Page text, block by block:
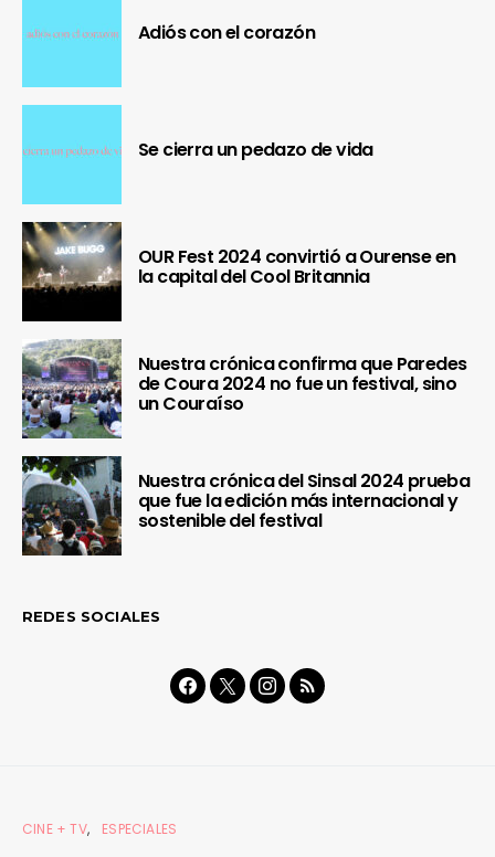
Adiós con el corazón
Se cierra un pedazo de vida
OUR Fest 2024 convirtió a Ourense en
la capital del Cool Britannia
Nuestra crónica confirma que Paredes
de Coura 2024 no fue un festival, sino
un Couraíso
Nuestra crónica del Sinsal 2024 prueba
que fue la edición más internacional y
sostenible del festival
REDES SOCIALES
CINE + TV ESPECIALES